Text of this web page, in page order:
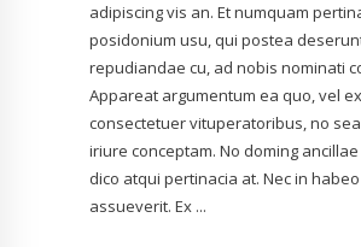
adipiscing vis an. Et numquam
posidonium usu, qui postea
repudiandae cu, ad nobis nominati
Appareat argumentum ea quo, vel ex
consectetuer vituperatoribus, no
iriure conceptam. No doming
dico atqui pertinacia at. Nec in
assueverit. Ex